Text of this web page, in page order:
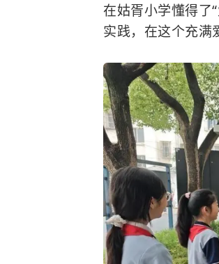
在姑胥小学懂得了
实践，在这个充满